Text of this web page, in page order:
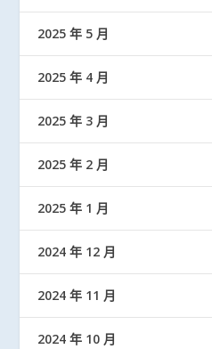
2025 年 5 月
2025 年 4 月
2025 年 3 月
2025 年 2 月
2025 年 1 月
2024 年 12 月
2024 年 11 月
2024 年 10 月